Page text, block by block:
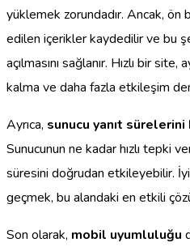
yüklemek zorundadır. Ancak, ön
edilen içerikler kaydedilir ve bu
açılmasını sağlanır. Hızlı bir
kalma ve daha fazla etkileşim
Ayrıca, sunucu yanıt sürelerini
Sunucunun ne kadar hızlı tepki
süresini doğrudan etkileyebilir. İyi
geçmek, bu alandaki en etkili
Son olarak, mobil uyumluluğu